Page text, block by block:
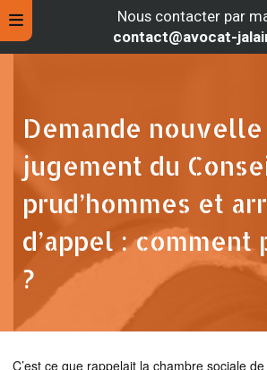
Nous contacter par
contact@avocat-
Demande
jugement du
prud’hommes et
d’appel : comment
?
C’est ce que rappelait la chambre sociale